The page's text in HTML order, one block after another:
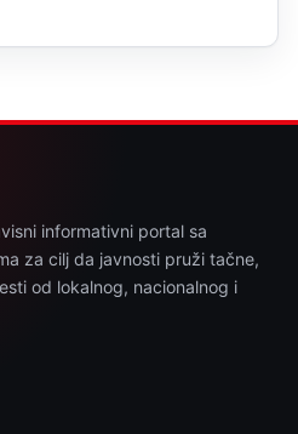
informativni portal sa
za cilj da javnosti pruži tačne,
od lokalnog, nacionalnog i